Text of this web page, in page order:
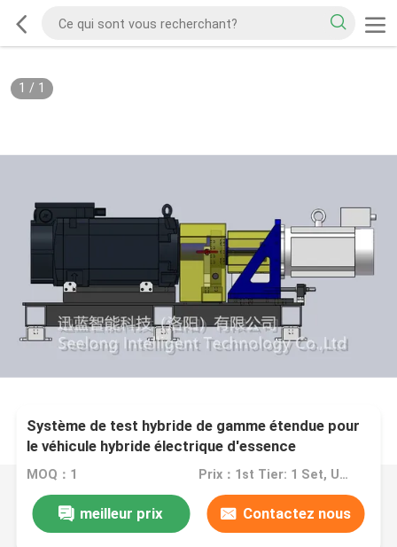
1 / 1
Système de test hybride de gamme étendue pour
le véhicule hybride électrique d'essence
MOQ：1 Prix：1st Tier: 1 Set, Unit Price USD 3.00 2nd Tier: 2-5 Sets, Unit Price USD 2.00 3rd Tier: Over 5 Sets, Unit Price USD 1.00
meilleur prix Contactez nous